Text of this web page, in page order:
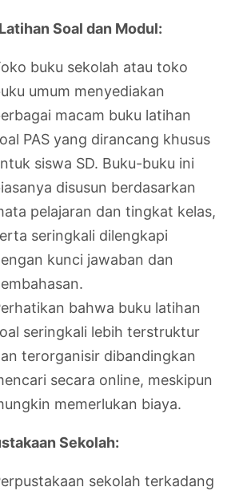
Soal dan Modul:
buku sekolah atau toko
umum menyediakan
macam buku latihan
PAS yang dirancang khusus
siswa SD. Buku-buku ini
disusun berdasarkan
pelajaran dan tingkat kelas,
seringkali dilengkapi
kunci jawaban dan
bahwa buku latihan
seringkali lebih terstruktur
terorganisir dibandingkan
secara online, meskipun
memerlukan biaya.
Sekolah:
sekolah terkadang